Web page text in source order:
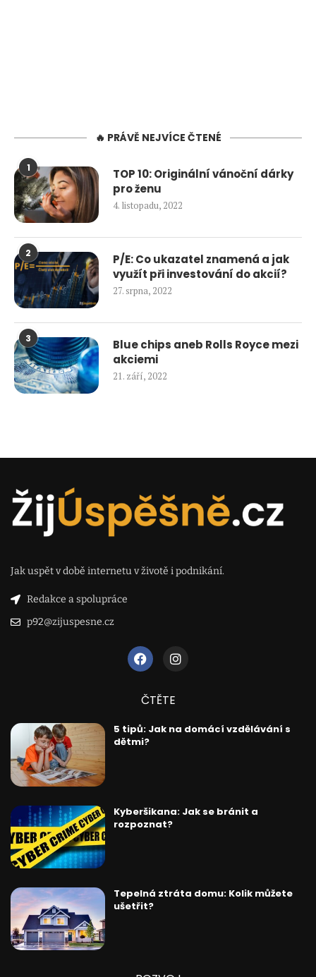
🔥 PRÁVĚ NEJVÍCE ČTENÉ
1
TOP 10: Originální vánoční dárky
pro ženu
4. listopadu, 2022
2
P/E: Co ukazatel znamená a jak
využít při investování do akcií?
27. srpna, 2022
3
Blue chips aneb Rolls Royce mezi
akciemi
21. září, 2022
Jak uspět v době internetu v životě i podnikání.
Redakce a spolupráce
p92@zijuspesne.cz
ČTĚTE
5 tipů: Jak na domácí vzdělávání s
dětmi?
Kyberšikana: Jak se bránit a
rozpoznat?
Tepelná ztráta domu: Kolik můžete
ušetřit?